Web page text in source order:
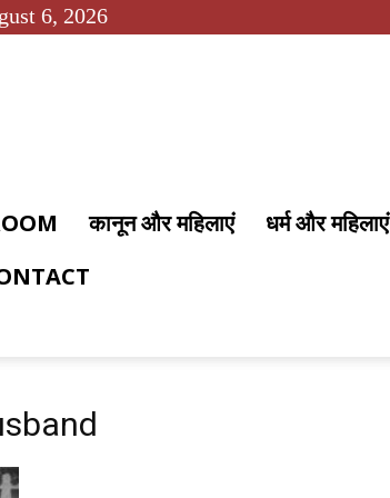
6, 2026
कानून और महिलाएं धर्म और महिलाएं